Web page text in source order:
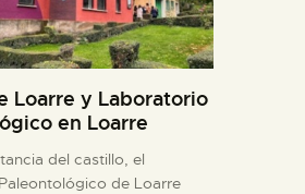
Loarre y Laboratorio
en Loarre
del castillo, el
de Loarre